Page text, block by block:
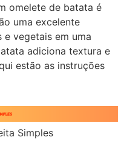
omelete de batata é
uma excelente
e vegetais em uma
adiciona textura e
estão as instruções
Simples